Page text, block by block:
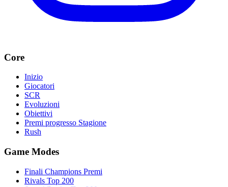
Core
Inizio
Giocatori
SCR
Evoluzioni
Obiettivi
Premi progresso Stagione
Rush
Game Modes
Finali Champions Premi
Rivals Top 200